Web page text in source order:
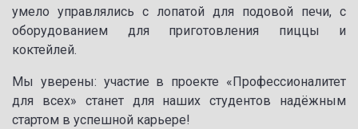
умело управлялись с лопатой для подовой печи, с
оборудованием для приготовления пиццы и
коктейлей.
Мы уверены: участие в проекте «Профессионалитет
для всех» станет для наших студентов надёжным
стартом в успешной карьере!